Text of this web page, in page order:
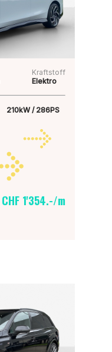
Kraftstoff
Elektro
210kW / 286PS
CHF 1'354.-/m